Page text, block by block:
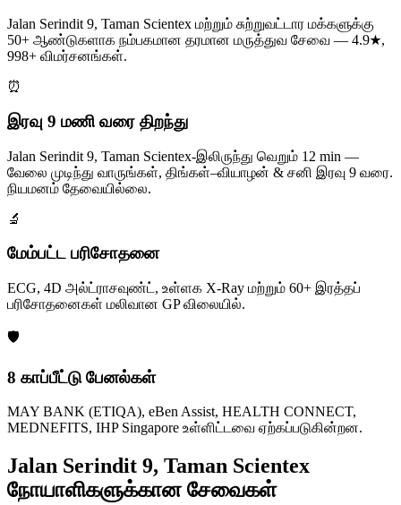
Jalan Serindit 9, Taman Scientex மற்றும் சுற்றுவட்டார மக்களுக்கு
50+ ஆண்டுகளாக நம்பகமான தரமான மருத்துவ சேவை — 4.9★,
998+ விமர்சனங்கள்.
⏰
இரவு 9 மணி வரை திறந்து
Jalan Serindit 9, Taman Scientex-இலிருந்து வெறும் 12 min —
வேலை முடிந்து வாருங்கள், திங்கள்–வியாழன் & சனி இரவு 9 வரை.
நியமனம் தேவையில்லை.
🔬
மேம்பட்ட பரிசோதனை
ECG, 4D அல்ட்ராசவுண்ட், உள்ளக X-Ray மற்றும் 60+ இரத்தப்
பரிசோதனைகள் மலிவான GP விலையில்.
🛡️
8 காப்பீட்டு பேனல்கள்
MAY BANK (ETIQA), eBen Assist, HEALTH CONNECT,
MEDNEFITS, IHP Singapore உள்ளிட்டவை ஏற்கப்படுகின்றன.
Jalan Serindit 9, Taman Scientex
நோயாளிகளுக்கான சேவைகள்